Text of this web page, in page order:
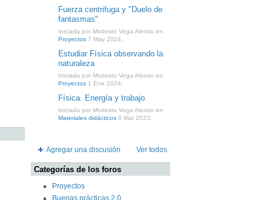
Fuerza centrifuga y "Duelo de
fantasmas"
Iniciada por Modesto Vega Alonso en
Proyectos 7 May 2024.
Estudiar Física observando la
naturaleza
Iniciada por Modesto Vega Alonso en
Proyectos 1 Ene 2024.
Física. Energía y trabajo
Iniciada por Modesto Vega Alonso en
Materiales didácticos 8 Mar 2023.
Agregar una discusión Ver todos
Categorías de los foros
Proyectos
Buenas prácticas 2.0